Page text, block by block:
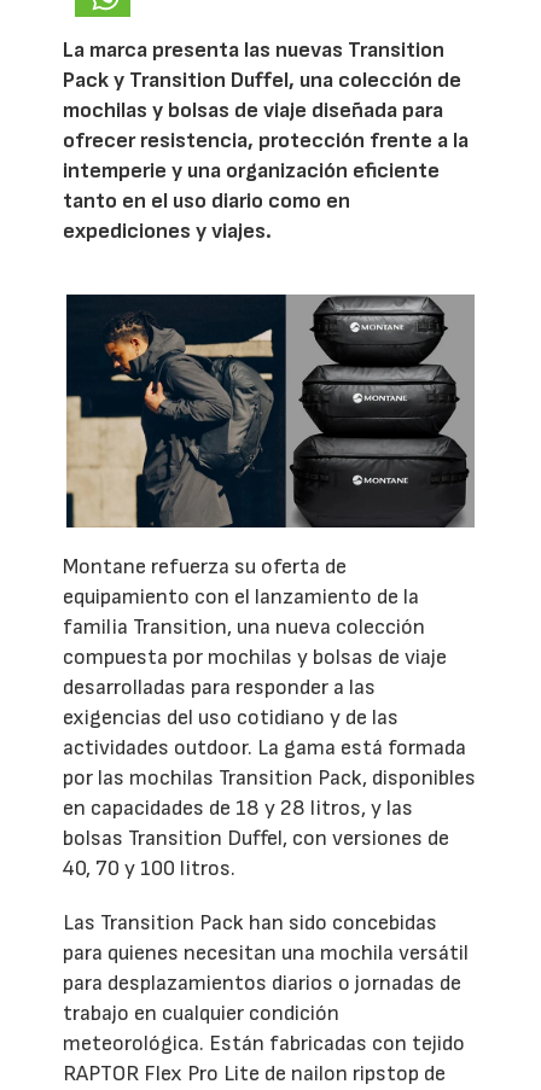
La marca presenta las nuevas Transition
Pack y Transition Duffel, una colección de
mochilas y bolsas de viaje diseñada para
ofrecer resistencia, protección frente a la
intemperie y una organización eficiente
tanto en el uso diario como en
expediciones y viajes.
Montane refuerza su oferta de
equipamiento con el lanzamiento de la
familia Transition, una nueva colección
compuesta por mochilas y bolsas de viaje
desarrolladas para responder a las
exigencias del uso cotidiano y de las
actividades outdoor. La gama está formada
por las mochilas Transition Pack, disponibles
en capacidades de 18 y 28 litros, y las
bolsas Transition Duffel, con versiones de
40, 70 y 100 litros.
Las Transition Pack han sido concebidas
para quienes necesitan una mochila versátil
para desplazamientos diarios o jornadas de
trabajo en cualquier condición
meteorológica. Están fabricadas con tejido
RAPTOR Flex Pro Lite de nailon ripstop de